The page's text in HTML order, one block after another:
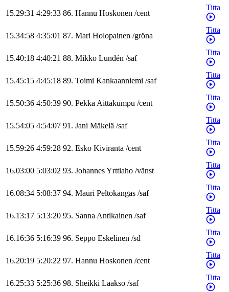
15.29:31 4:29:33 86. Hannu Hoskonen /cent
Titta
15.34:58 4:35:01 87. Mari Holopainen /gröna
Titta
15.40:18 4:40:21 88. Mikko Lundén /saf
Titta
15.45:15 4:45:18 89. Toimi Kankaanniemi /saf
Titta
15.50:36 4:50:39 90. PekkaAittakumpu /cent
Titta
15.54:05 4:54:07 91. Jani Mäkelä /saf
Titta
15.59:26 4:59:28 92. Esko Kiviranta /cent
Titta
16.03:00 5:03:02 93. JohannesYrttiaho /vänst
Titta
16.08:34 5:08:37 94. Mauri Peltokangas /saf
Titta
16.13:17 5:13:20 95. SannaAntikainen /saf
Titta
16.16:36 5:16:39 96. Seppo Eskelinen /sd
Titta
16.20:19 5:20:22 97. Hannu Hoskonen /cent
Titta
16.25:33 5:25:36 98. Sheikki Laakso /saf
Titta